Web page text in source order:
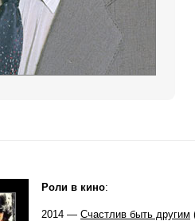
Роли в кино:
2014 — Счастлив быть другим